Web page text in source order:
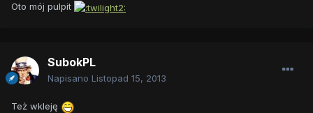
Oto mój pulpit
SubokPL
Napisano Listopad 15, 2013
Też wkleję